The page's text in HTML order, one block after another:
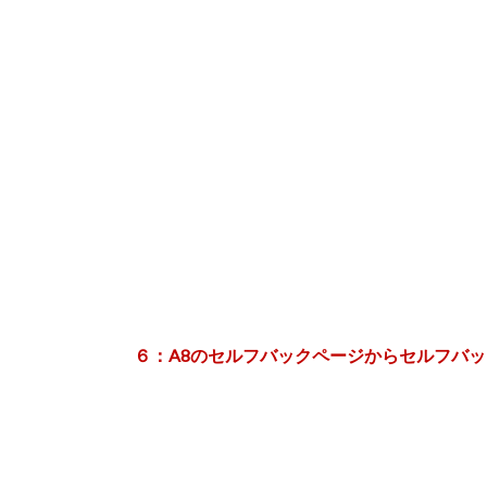
６：A8のセルフバックページからセルフバ